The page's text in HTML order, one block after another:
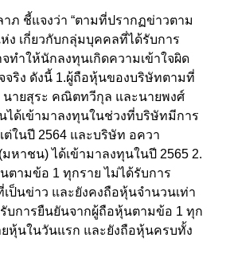
ภ ชี้แจงว่า “ตามที่ปรากฏข่าวตาม
ง เกี่ยวกับกลุ่มบุคคลที่ได้รับการ
ทำให้นักลงทุนเกิดความเข้าใจผิด
จริง ดังนี้ 1.ผู้ถือหุ้นของบริษัทตามที่
นายสุระ คณิตทวีกุล และนายพงศ์
ได้เข้ามาลงทุนในช่วงที่บริษัทมีการ
ในปี 2564 และบริษัท อควา
มหาชน) ได้เข้ามาลงทุนในปี 2565 2.
ตามข้อ 1 ทุกราย ไม่ได้รับการ
ป็นข่าว และยังคงถือหุ้นจำนวนเท่า
บการยืนยันจากผู้ถือหุ้นตามข้อ 1 ทุก
หุ้นในวันแรก และยังถือหุ้นครบทั้ง